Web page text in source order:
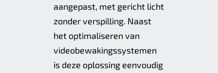
aangepast, met gericht licht
zonder verspilling. Naast
het optimaliseren van
videobewakingssystemen
is deze oplossing eenvoudig